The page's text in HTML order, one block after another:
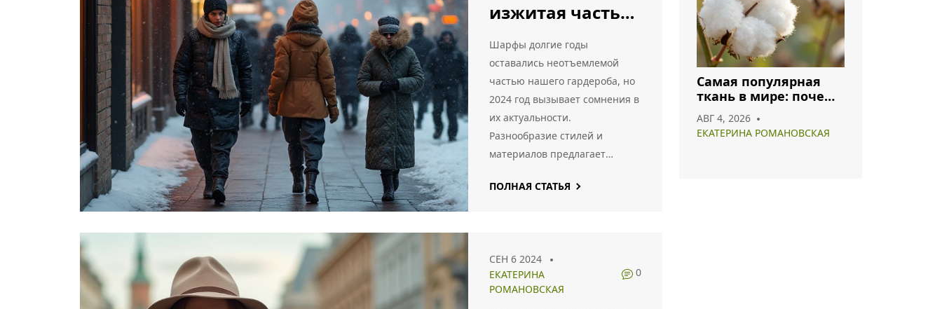
изжитая часть
гардероба?
Шарфы долгие годы
оставались неотъемлемой
частью нашего гардероба, но
2024 год вызывает сомнения в
их актуальности.
Разнообразие стилей и
материалов предлагает
возможности, однако, новые
рассматриваются актуальные
тренды, возможные замены и
ПОЛНАЯ СТАТЬЯ
СЕН 6 2024
ЕКАТЕРИНА
РОМАНОВСКАЯ
0
Самая популярная
ткань в мире: почему
лидируют в 2026 году
АВГ 4, 2026
ЕКАТЕРИНА РОМАНОВСКАЯ